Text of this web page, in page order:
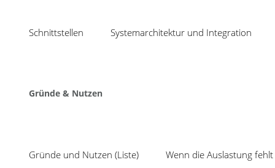
Schnittstellen Systemarchitektur und Integration
Gründe & Nutzen
Gründe und Nutzen (Liste) Wenn die Auslastung
dass man keine OEE von 100% erreicht hat.
Produktion.
auswählt.